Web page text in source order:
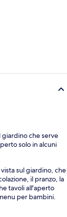
giardino che serve
solo in alcuni
sul giardino, che
il pranzo, la
tavoli all'aperto
per bambini.